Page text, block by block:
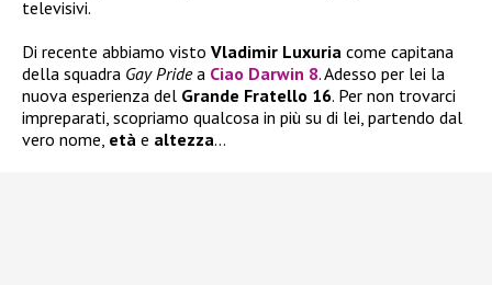
televisivi.
Di recente abbiamo visto Vladimir Luxuria come capitana
della squadra Gay Pridea Ciao Darwin 8. Adesso per lei la
nuova esperienza del Grande Fratello 16. Per non trovarci
impreparati, scopriamo qualcosa in più su di lei, partendo dal
vero nome, età e altezza…